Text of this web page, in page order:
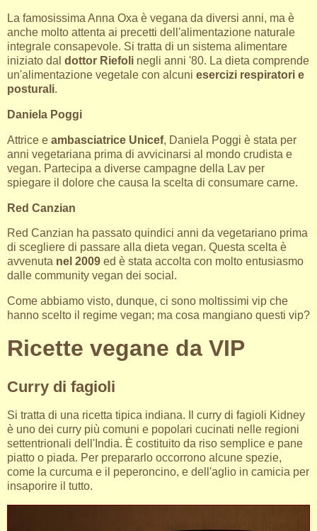
La famosissima Anna Oxa è vegana da diversi anni, ma è
anche molto attenta ai precetti dell'alimentazione naturale
integrale consapevole. Si tratta di un sistema alimentare
iniziato dal dottor Riefoli negli anni '80. La dieta comprende
un'alimentazione vegetale con alcuni esercizi respiratori e
posturali.
Daniela Poggi
Attrice e ambasciatrice Unicef, Daniela Poggi è stata per
anni vegetariana prima di avvicinarsi al mondo crudista e
vegan. Partecipa a diverse campagne della Lav per
spiegare il dolore che causa la scelta di consumare carne.
Red Canzian
Red Canzian ha passato quindici anni da vegetariano prima
di scegliere di passare alla dieta vegan. Questa scelta è
avvenuta nel 2009 ed è stata accolta con molto entusiasmo
dalle community vegan dei social.
Come abbiamo visto, dunque, ci sono moltissimi vip che
hanno scelto il regime vegan; ma cosa mangiano questi vip?
Ricette vegane da VIP
Curry di fagioli
Si tratta di una ricetta tipica indiana. Il curry di fagioli Kidney
è uno dei curry più comuni e popolari cucinati nelle regioni
settentrionali dell'India. È costituito da riso semplice e pane
piatto o piada. Per prepararlo occorrono alcune spezie,
come la curcuma e il peperoncino, e dell'aglio in camicia per
insaporire il tutto.